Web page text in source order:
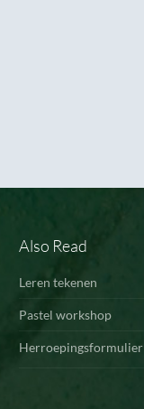
Also Read
Leren tekenen
Pastel workshop
Herroepingsformulier